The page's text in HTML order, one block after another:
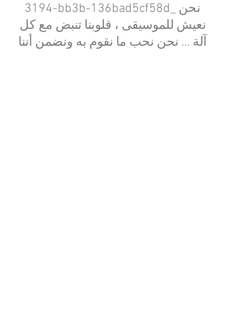
3194-bb3b-136bad5cf58d_ نحن
نعيش للموسيقى ، قلوبنا تنبض مع كل
آلة ... نحن نحب ما نقوم به ونضمن أننا